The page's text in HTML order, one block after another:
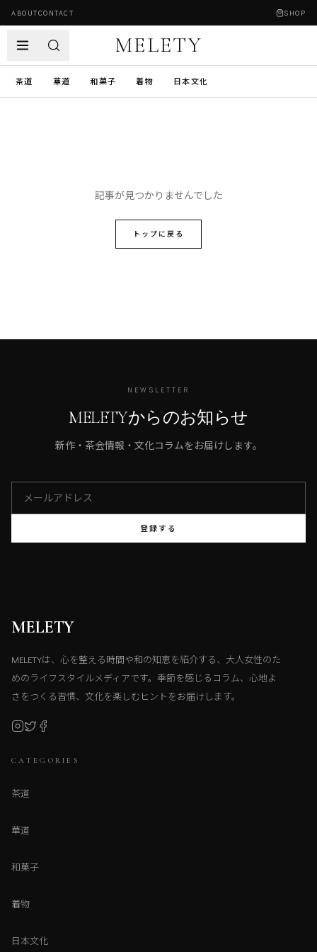
ABOUTCONTACT SHOP
MELETY
茶道 華道 和菓子 着物 日本文化
記事が見つかりませんでした
トップに戻る
NEWSLETTER
MELETYからのお知らせ
新作・茶会情報・文化コラムをお届けします。
登録する
MELETY
MELETYは、心を整える時間や和の知恵を紹介する、大人女性のた
めのライフスタイルメディアです。季節を感じるコラム、心地よ
さをつくる習慣、文化を楽しむヒントをお届けします。
CATEGORIES
茶道
華道
和菓子
着物
日本文化